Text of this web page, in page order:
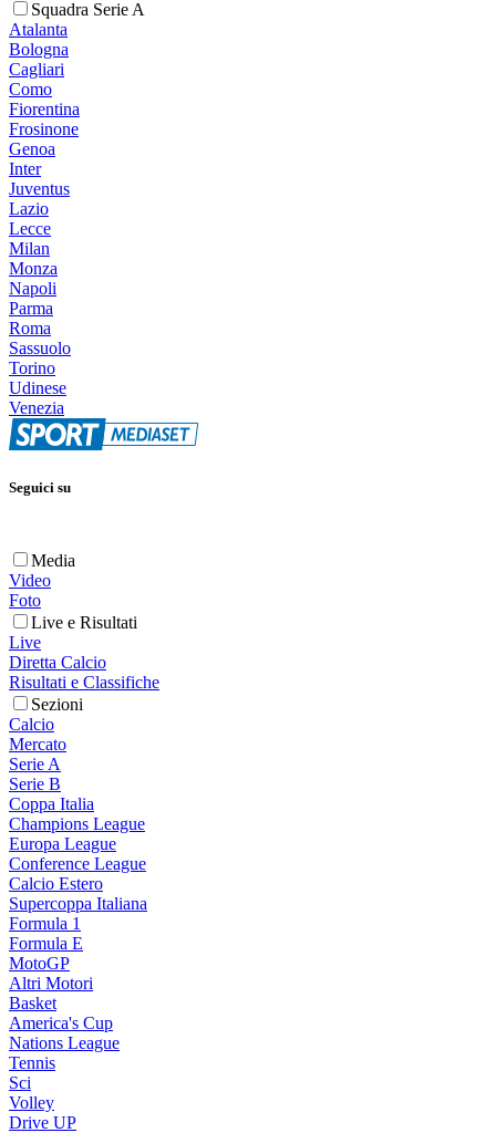
Squadra Serie A
Atalanta
Bologna
Cagliari
Como
Fiorentina
Frosinone
Genoa
Inter
Juventus
Lazio
Lecce
Milan
Monza
Napoli
Parma
Roma
Sassuolo
Torino
Udinese
Venezia
Seguici su
Media
Video
Foto
Live e Risultati
Live
Diretta Calcio
Risultati e Classifiche
Sezioni
Calcio
Mercato
Serie A
Serie B
Coppa Italia
Champions League
Europa League
Conference League
Calcio Estero
Supercoppa Italiana
Formula 1
Formula E
MotoGP
Altri Motori
Basket
America's Cup
Nations League
Tennis
Sci
Volley
Drive UP